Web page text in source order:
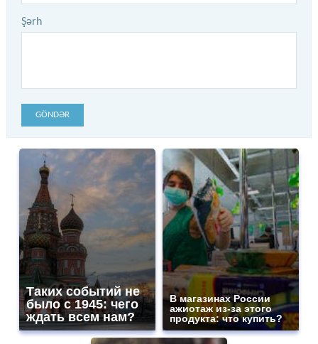
Şərh
GÖNDƏR
Таких событий не
было с 1945: чего
ждать всем нам?
В магазинах России
ажиотаж из-за этого
продукта: что купить?